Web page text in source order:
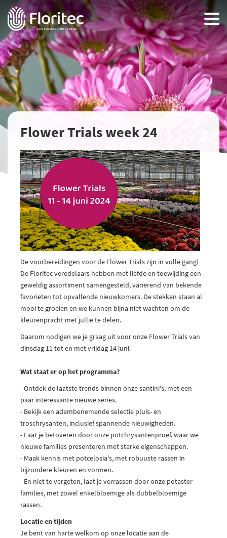
Flower Trials week 24
De voorbereidingen voor de Flower Trials zijn in volle gang!
De Floritec veredelaars hebben met liefde en toewijding een
geweldig assortiment samengesteld, variërend van bekende
favorieten tot opvallende nieuwkomers. De stekken staan al
mooi te groeien en we kunnen bijna niet wachten om de
kleurenpracht met jullie te delen.
Daarom nodigen we je graag uit voor onze Flower Trials van
dinsdag 11 tot en met vrijdag 14 juni.
Wat staat er op het programma?
- Ontdek de laatste trends binnen onze santini's, met een
paar interessante nieuwe series.
- Bekijk een adembenemende selectie pluis- en
troschrysanten, inclusief spannende nieuwigheden.
- Laat je betoveren door onze potchrysantenproef, waar we
nieuwe families presenteren met sterke eigenschappen.
- Maak kennis met potcelosia's, met robuuste rassen in
bijzondere kleuren en vormen.
- En niet te vergeten, laat je verrassen door onze potaster
families, met zowel enkelbloemige als dubbelbloemige
rassen.
Locatie en tijden
Je bent van harte welkom op onze locatie aan de